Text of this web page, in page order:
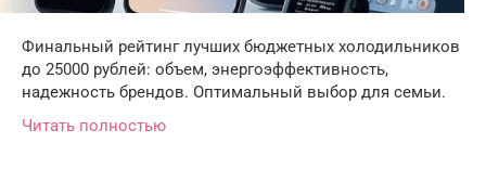
Финальный рейтинг лучших бюджетных холодильников
до 25000 рублей: объем, энергоэффективность,
надежность брендов. Оптимальный выбор для семьи.
Читать полностью